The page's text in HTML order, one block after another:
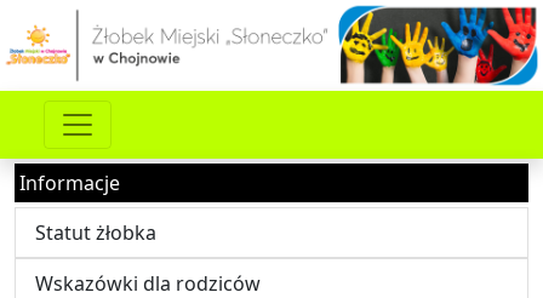
Informacje
Statut żłobka
Wskazówki dla rodziców